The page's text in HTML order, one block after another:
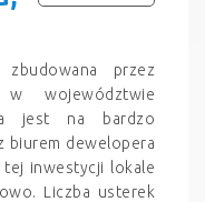
zbudowana przez
województwie
jest na bardzo
biurem dewelopera
tej inwestycji lokale
Liczba usterek